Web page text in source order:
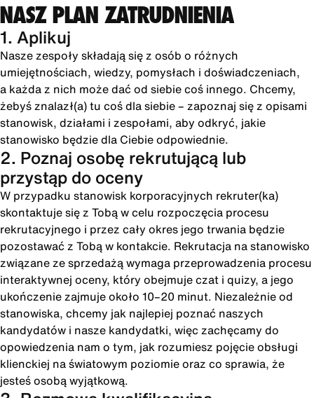
NASZ PLAN ZATRUDNIENIA
1. Aplikuj
Nasze zespoły składają się z osób o różnych
umiejętnościach, wiedzy, pomysłach i doświadczeniach,
a każda z nich może dać od siebie coś innego. Chcemy,
żebyś znalazł(a) tu coś dla siebie – zapoznaj się z opisami
stanowisk, działami i zespołami, aby odkryć, jakie
stanowisko będzie dla Ciebie odpowiednie.
2. Poznaj osobę rekrutującą lub
przystąp do oceny
W przypadku stanowisk korporacyjnych rekruter(ka)
skontaktuje się z Tobą w celu rozpoczęcia procesu
rekrutacyjnego i przez cały okres jego trwania będzie
pozostawać z Tobą w kontakcie. Rekrutacja na stanowisko
związane ze sprzedażą wymaga przeprowadzenia procesu
interaktywnej oceny, który obejmuje czat i quizy, a jego
ukończenie zajmuje około 10–20 minut. Niezależnie od
stanowiska, chcemy jak najlepiej poznać naszych
kandydatów i nasze kandydatki, więc zachęcamy do
opowiedzenia nam o tym, jak rozumiesz pojęcie obsługi
klienckiej na światowym poziomie oraz co sprawia, że
jesteś osobą wyjątkową.